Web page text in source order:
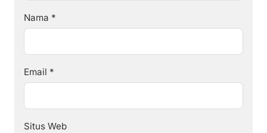
Nama *
Email *
Situs Web